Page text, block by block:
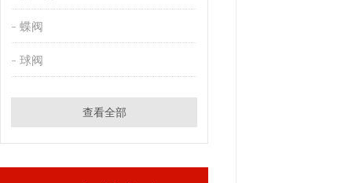
蝶阀
球阀
查看全部